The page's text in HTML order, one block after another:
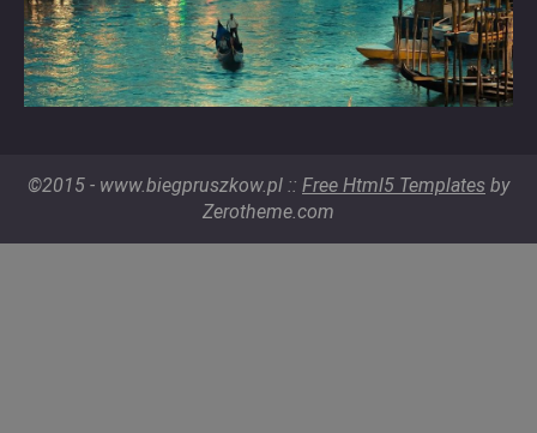
©2015 - www.biegpruszkow.pl :: Free Html5 Templates by
Zerotheme.com